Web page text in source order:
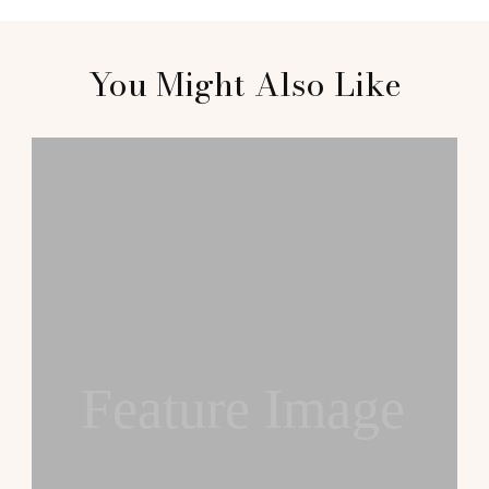
Navigation
You Might Also Like